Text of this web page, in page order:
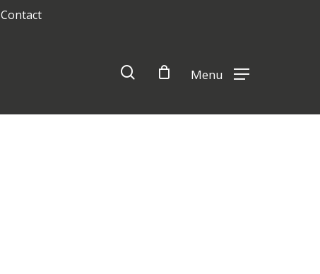
Contact
Menu
search